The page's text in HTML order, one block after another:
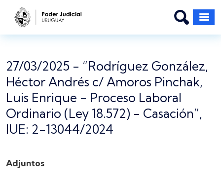
Pasar al contenido principal
27/03/2025 - “Rodríguez González,
Héctor Andrés c/ Amoros Pinchak,
Luis Enrique - Proceso Laboral
Ordinario (Ley 18.572) - Casación”,
IUE: 2-13044/2024
Adjuntos